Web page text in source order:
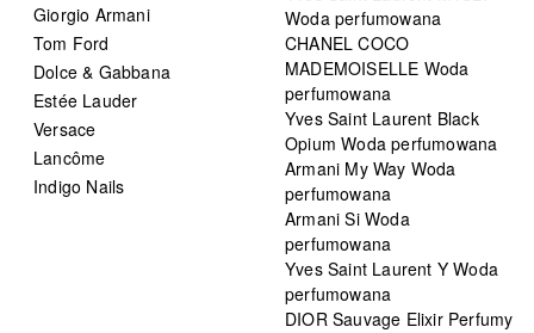
Giorgio Armani
Tom Ford
Dolce & Gabbana
Estée Lauder
Versace
Lancôme
Indigo Nails
Woda perfumowana
CHANEL COCO
MADEMOISELLE Woda
perfumowana
Yves Saint Laurent Black
Opium Woda perfumowana
Armani My Way Woda
perfumowana
Armani Si Woda
perfumowana
Yves Saint Laurent Y Woda
perfumowana
DIOR Sauvage Elixir Perfumy